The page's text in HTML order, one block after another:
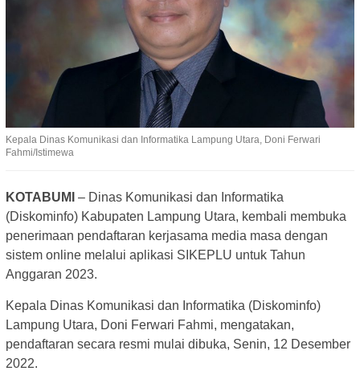
Kepala Dinas Komunikasi dan Informatika Lampung Utara, Doni Ferwari
Fahmi/Istimewa
KOTABUMI – Dinas Komunikasi dan Informatika
(Diskominfo) Kabupaten Lampung Utara, kembali membuka
penerimaan pendaftaran kerjasama media masa dengan
sistem online melalui aplikasi SIKEPLU untuk Tahun
Anggaran 2023.
Kepala Dinas Komunikasi dan Informatika (Diskominfo)
Lampung Utara, Doni Ferwari Fahmi, mengatakan,
pendaftaran secara resmi mulai dibuka, Senin, 12 Desember
2022.